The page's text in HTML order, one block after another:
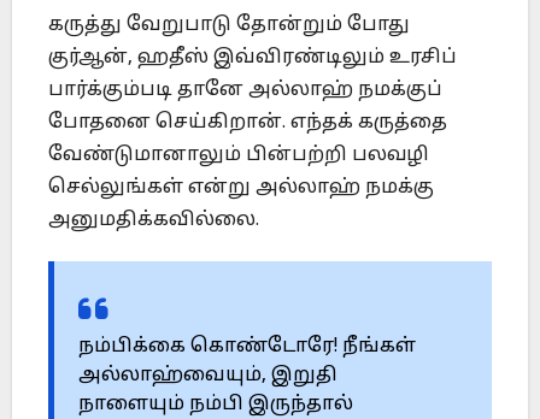
கருத்து வேறுபாடு தோன்றும் போது
குர்ஆன், ஹதீஸ் இவ்விரண்டிலும் உரசிப்
பார்க்கும்படி தானே அல்லாஹ் நமக்குப்
போதனை செய்கிறான். எந்தக் கருத்தை
வேண்டுமானாலும் பின்பற்றி பலவழி
செல்லுங்கள் என்று அல்லாஹ் நமக்கு
அனுமதிக்கவில்லை.
நம்பிக்கை கொண்டோரே! நீங்கள்
அல்லாஹ்வையும், இறுதி
நாளையும் நம்பி இருந்தால்